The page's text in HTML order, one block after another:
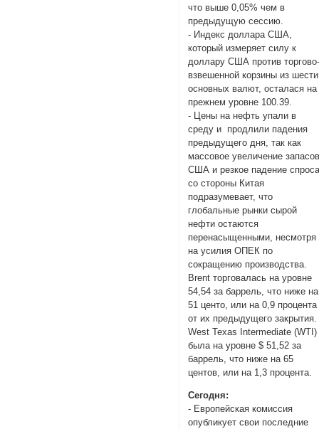
что выше 0,05% чем в
предыдущую сессию.
- Индекс доллара США,
который измеряет силу к
доллару США против
взвешенной корзины из шести
основных валют, осталася на
прежнем уровне 100.39.
- Цены на нефть упали в
среду и продлили падения
предыдущего дня, так как
массовое увеличение
США и резкое падение
со стороны Китая
подразумевает, что
глобальные рынки сырой
нефти остаются
перенасыщенными, несмотря
на усилия ОПЕК по
сокращению производства.
Brent торговалась на уровне
54,54 за баррель, что ниже на
51 центо, или на 0,9 процента
от их предыдущего закрытия.
West Texas Intermediate
была на уровне $ 51,52 за
баррель, что ниже на 65
центов, или на 1,3 процента.
Сегодня:
- Европейская комиссия
опубликует свои последние